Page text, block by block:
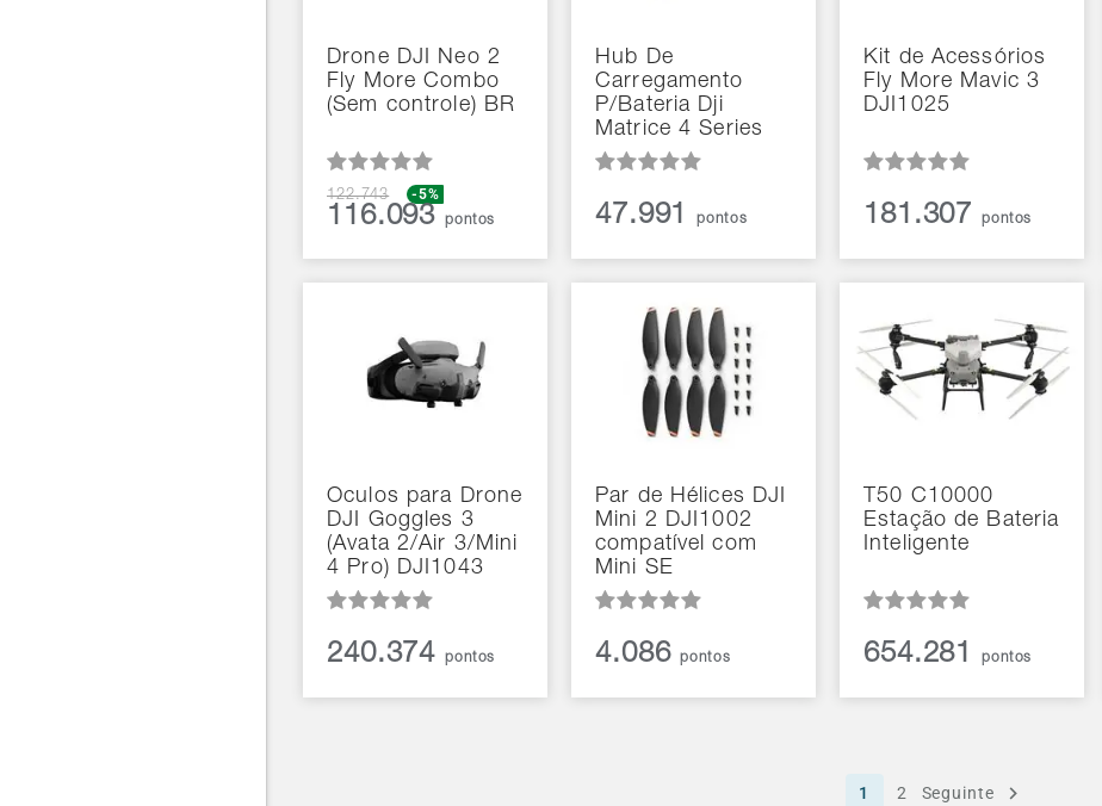
Drone DJI Neo 2
Fly More Combo
(Sem controle) BR
122.743 -5%
116.093 pontos
Hub De
Carregamento
P/Bateria Dji
Matrice 4 Series
47.991pontos
Kit de Acessórios
Fly More Mavic 3
DJI1025
181.307 pontos
Óculos para Drone
DJI Goggles 3
(Avata 2/Air 3/Mini
4 Pro) DJI1043
240.374 pontos
Par de Hélices DJI
Mini 2 DJI1002
compatível com
Mini SE
4.086pontos
T50 C10000
Estação de Bateria
Inteligente
654.281 pontos
1 2 Seguinte